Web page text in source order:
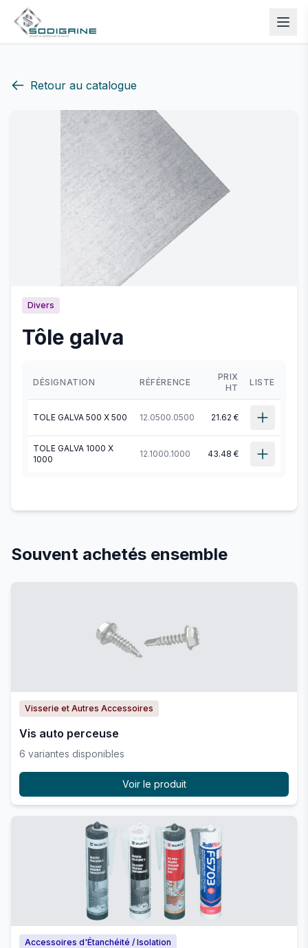
Retour au catalogue
Divers
Tôle galva
DÉSIGNATION RÉFÉRENCE
PRIX
HT
LISTE
TOLE GALVA 500 X 500 12.0500.0500 21.62 €
TOLE GALVA 1000 X
1000
12.1000.1000 43.48 €
Souvent achetés ensemble
Visserie et Autres Accessoires
Vis auto perceuse
6 variantes disponibles
Voir le produit
Accessoires d'Étanchéité / Isolation